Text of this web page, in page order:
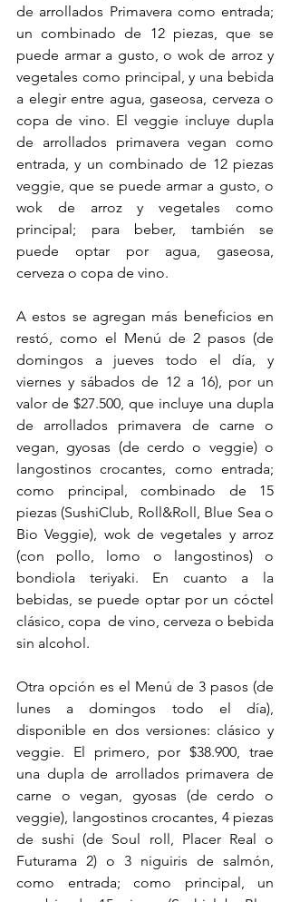
de arrollados Primavera como entrada;
un combinado de 12 piezas, que se
puede armar a gusto, o wok de arroz y
vegetales como principal, y una bebida
a elegir entre agua, gaseosa, cerveza o
copa de vino. El veggie incluye dupla
de arrollados primavera vegan como
entrada, y un combinado de 12 piezas
veggie, que se puede armar a gusto, o
wok de arroz y vegetales como
principal; para beber, también se
puede optar por agua, gaseosa,
cerveza o copa de vino.
A estos se agregan más beneficios en
restó, como el Menú de 2 pasos (de
domingos a jueves todo el día, y
viernes y sábados de 12 a 16), por un
valor de $27.500, que incluye una dupla
de arrollados primavera de carne o
vegan, gyosas (de cerdo o veggie) o
langostinos crocantes, como entrada;
como principal, combinado de 15
piezas (SushiClub, Roll&Roll, Blue Sea o
Bio Veggie), wok de vegetales y arroz
(con pollo, lomo o langostinos) o
bondiola teriyaki. En cuanto a la
bebidas, se puede optar por un cóctel
clásico, copa  de vino, cerveza o bebida
sin alcohol.
Otra opción es el Menú de 3 pasos (de
lunes a domingos todo el día),
disponible en dos versiones: clásico y
veggie. El primero, por $38.900, trae
una dupla de arrollados primavera de
carne o vegan, gyosas (de cerdo o
veggie), langostinos crocantes, 4 piezas
de sushi (de Soul roll, Placer Real o
Futurama 2) o 3 niguiris de salmón,